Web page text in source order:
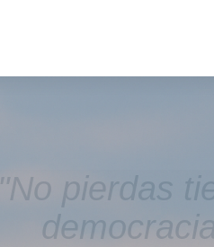
"No pierdas